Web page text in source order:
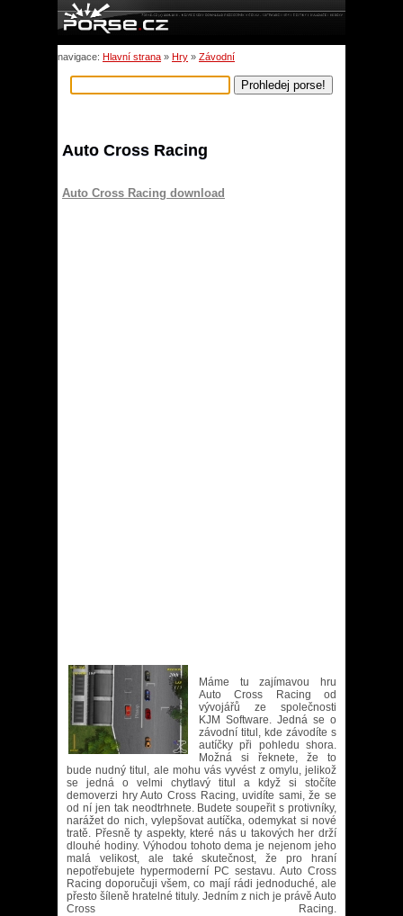
navigace: Hlavní strana » Hry » Závodní
Auto Cross Racing
Auto Cross Racing download
Máme tu zajímavou hru
Auto Cross Racing od
vývojářů ze společnosti
KJM Software. Jedná se o
závodní titul, kde závodíte s
autíčky při pohledu shora.
Možná si řeknete, že to
bude nudný titul, ale mohu vás vyvést z omylu, jelikož
se jedná o velmi chytlavý titul a když si stočíte
demoverzi hry Auto Cross Racing, uvidíte sami, že se
od ní jen tak neodtrhnete. Budete soupeřit s protivníky,
narážet do nich, vylepšovat autíčka, odemykat si nové
tratě. Přesně ty aspekty, které nás u takových her drží
dlouhé hodiny. Výhodou tohoto dema je nejenom jeho
malá velikost, ale také skutečnost, že pro hraní
nepotřebujete hypermoderní PC sestavu. Auto Cross
Racing doporučuji všem, co mají rádi jednoduché, ale
přesto šíleně hratelné tituly. Jedním z nich je právě Auto
Cross Racing.